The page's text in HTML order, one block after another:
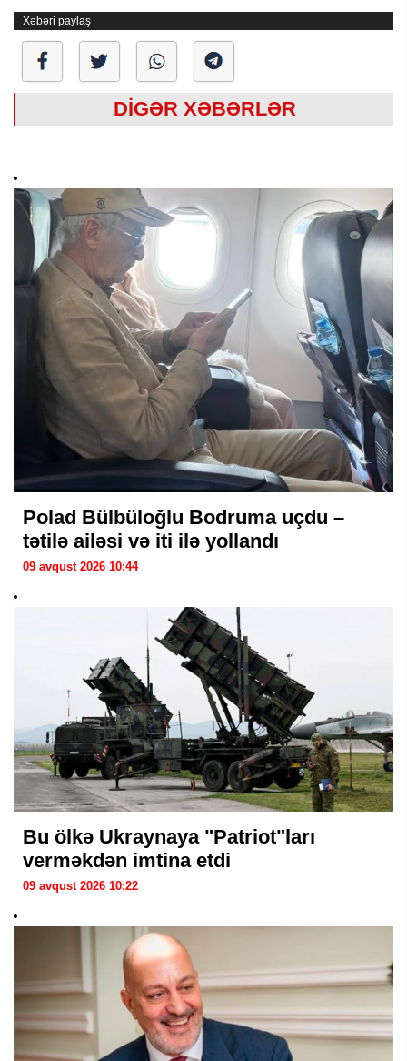
Xəbəri paylaş
DİGƏR XƏBƏRLƏR
Polad Bülbüloğlu Bodruma uçdu –
tətilə ailəsi və iti ilə yollandı
09 avqust 2026 10:44
Bu ölkə Ukraynaya "Patriot"ları
verməkdən imtina etdi
09 avqust 2026 10:22